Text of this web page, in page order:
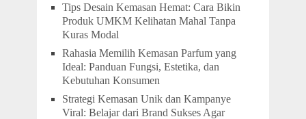
Tips Desain Kemasan Hemat: Cara Bikin
Produk UMKM Kelihatan Mahal Tanpa
Kuras Modal
Rahasia Memilih Kemasan Parfum yang
Ideal: Panduan Fungsi, Estetika, dan
Kebutuhan Konsumen
Strategi Kemasan Unik dan Kampanye
Viral: Belajar dari Brand Sukses Agar